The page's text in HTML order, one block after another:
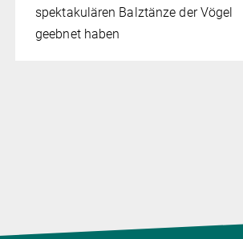
spektakulären Balztänze der Vögel
geebnet haben